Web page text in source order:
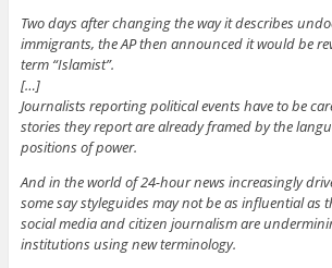
Two days after changing the way it describes
immigrants, the AP then announced it would be
term “Islamist”.
[…]
Journalists reporting political events have to be
stories they report are already framed by the
positions of power.
And in the world of 24-hour news increasingly
some say styleguides may not be as influential as
social media and citizen journalism are
institutions using new terminology.